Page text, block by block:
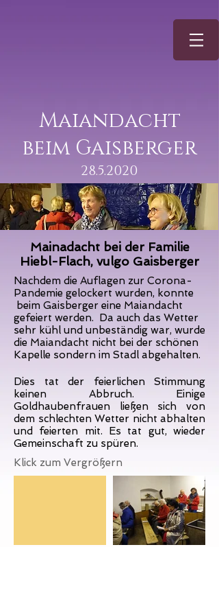
Maiandacht
beim Gaisberger
28.5.2020
Mainadacht bei der Familie
Hiebl-Flach, vulgo Gaisberger
Nachdem die Auflagen zur Corona-
Pandemie gelockert wurden, konnte
beim Gaisberger eine Maiandacht
gefeiert werden. Da auch das Wetter
sehr kühl und unbeständig war, wurde
die Maiandacht nicht bei der schönen
Kapelle sondern im Stadl abgehalten.
Dies tat der feierlichen Stimmung
keinen Abbruch. Einige
Goldhaubenfrauen ließen sich von
dem schlechten Wetter nicht abhalten
und feierten mit. Es tat gut, wieder
Gemeinschaft zu spüren.
Klick zum Vergrößern